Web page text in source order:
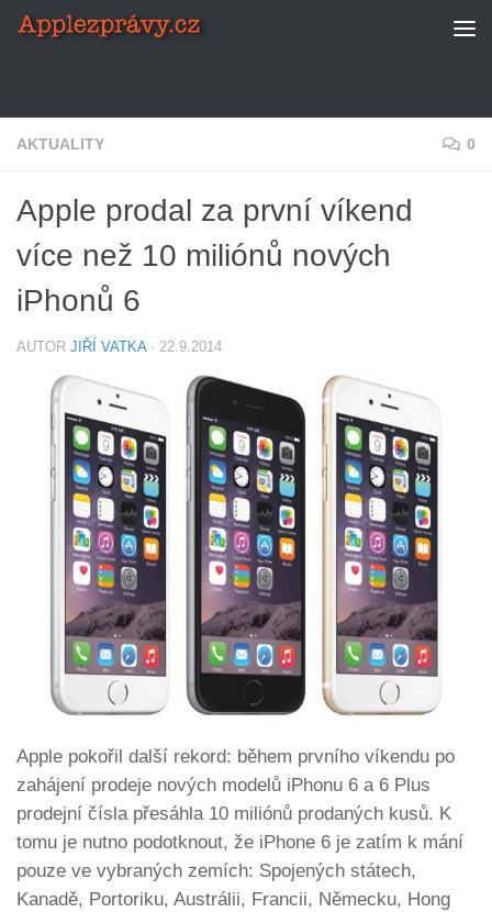
Skip to content
AKTUALITY 0
Apple prodal za první víkend
více než 10 miliónů nových
iPhonů 6
AUTOR JIŘÍ VATKA · 22.9.2014
Apple pokořil další rekord: během prvního víkendu po
zahájení prodeje nových modelů iPhonu 6 a 6 Plus
prodejní čísla přesáhla 10 miliónů prodaných kusů. K
tomu je nutno podotknout, že iPhone 6 je zatím k mání
pouze ve vybraných zemích: Spojených státech,
Kanadě, Portoriku, Austrálii, Francii, Německu, Hong